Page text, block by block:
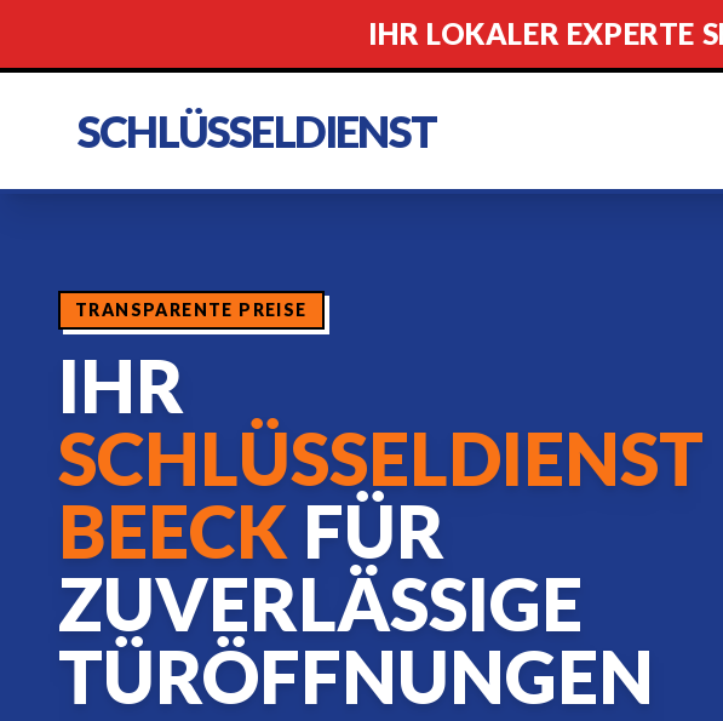
IHR LOKALER EXPERTE
SCHLÜSSELDIENST
TRANSPARENTE PREISE
IHR
SCHLÜSSELDIENST
BEECK FÜR
ZUVERLÄSSIGE
TÜRÖFFNUNGEN